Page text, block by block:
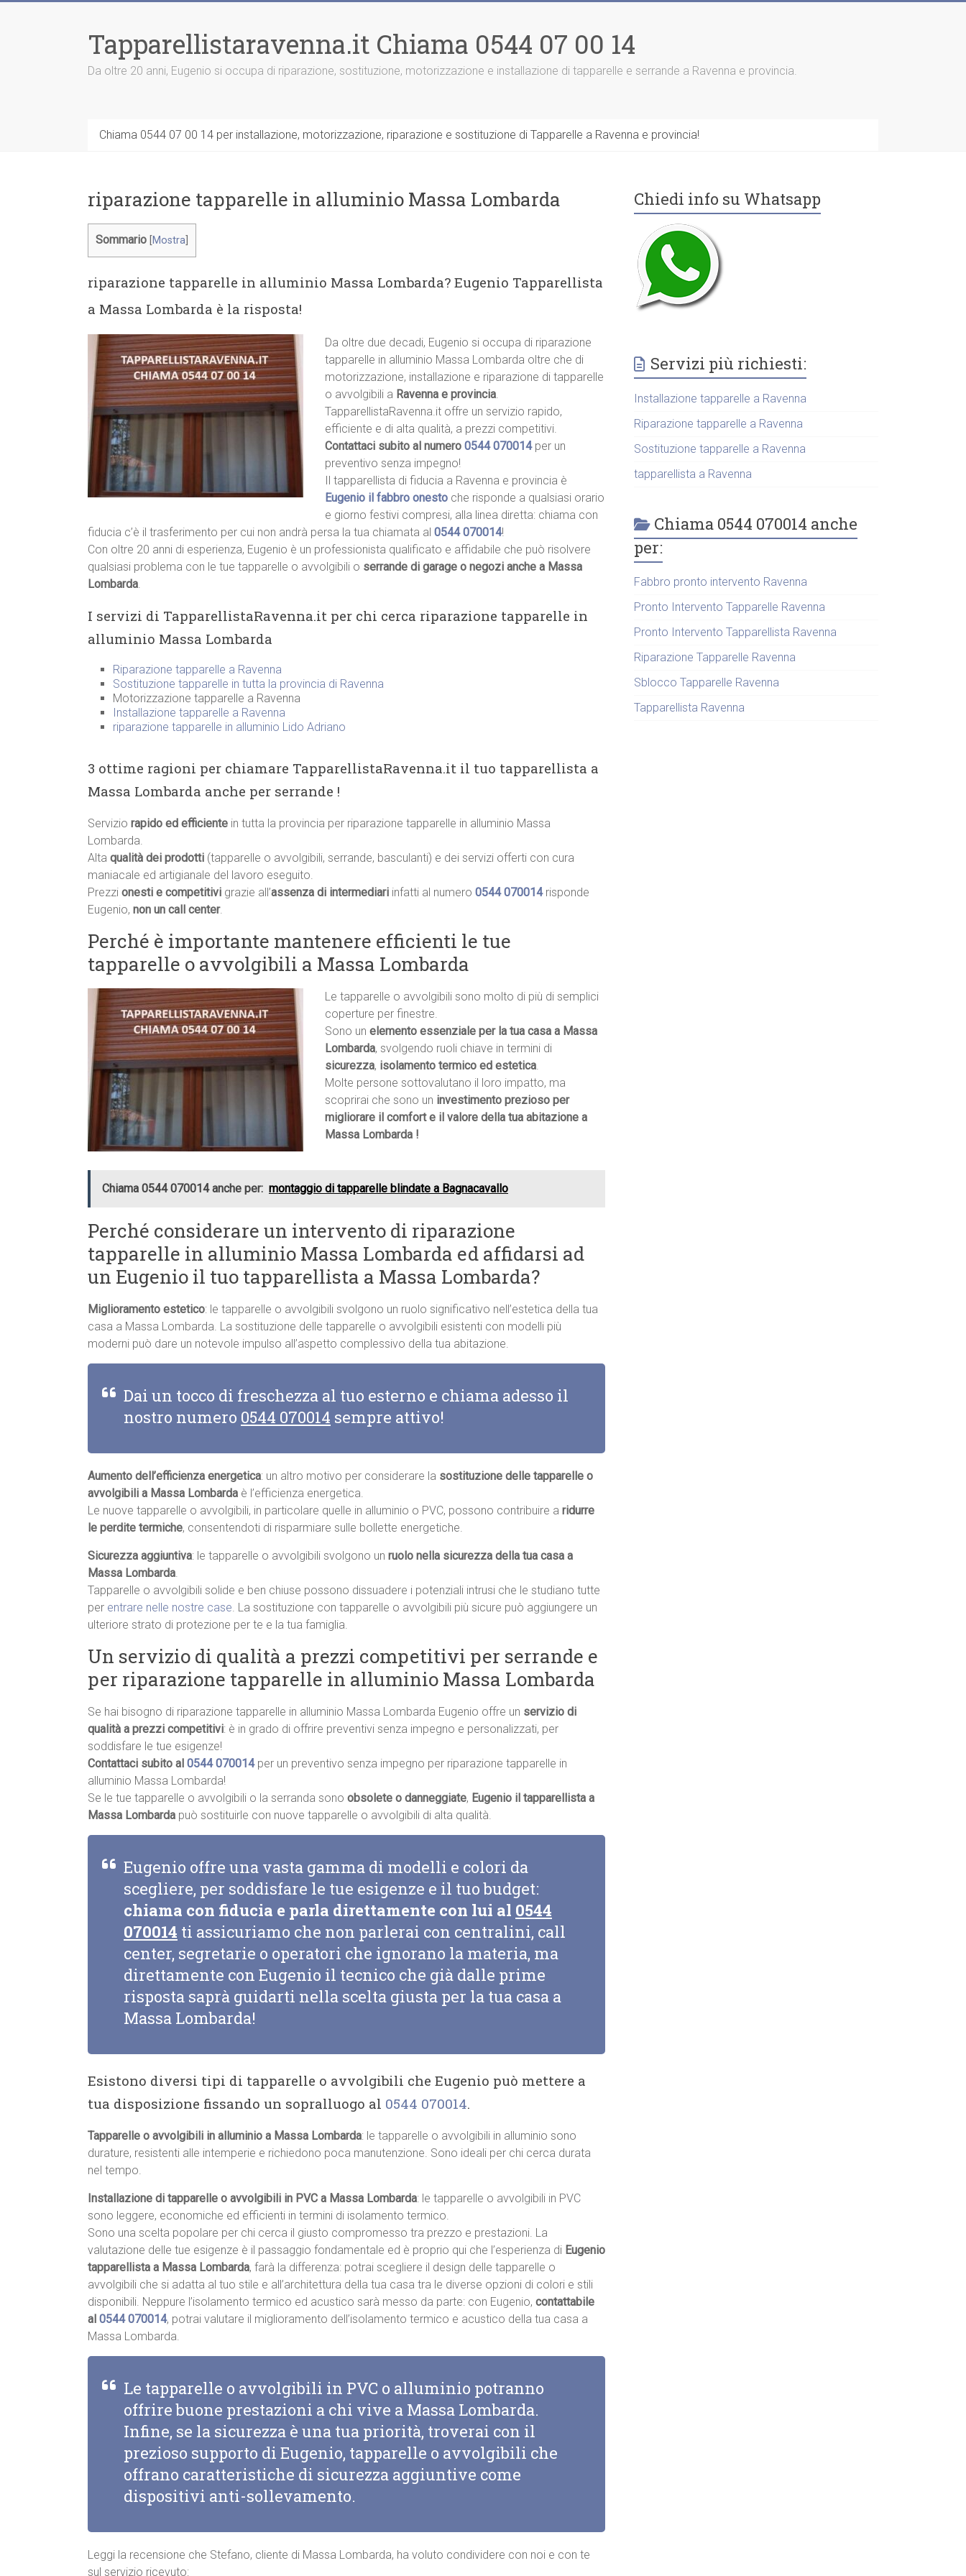
Tapparellistaravenna.it Chiama 0544 07 00 14
Da oltre 20 anni, Eugenio si occupa di riparazione, sostituzione, motorizzazione e installazione di tapparelle e serrande a Ravenna e provincia.
Chiama 0544 07 00 14 per installazione, motorizzazione, riparazione e sostituzione di Tapparelle a Ravenna e provincia!
riparazione tapparelle in alluminio Massa Lombarda
Sommario Mostra
riparazione tapparelle in alluminio Massa Lombarda? Eugenio Tapparellista
a Massa Lombarda è la risposta!
Da oltre due decadi, Eugenio si occupa di riparazione
tapparelle in alluminio Massa Lombarda oltre che di
motorizzazione, installazione e riparazione di tapparelle
o avvolgibili a Ravenna e provincia.
TapparellistaRavenna.it offre un servizio rapido,
efficiente e di alta qualità, a prezzi competitivi.
Contattaci subito al numero 0544 070014per un
preventivo senza impegno!
Il tapparellista di fiducia a Ravenna e provincia è
Eugenio il fabbro onesto che risponde a qualsiasi orario
e giorno festivi compresi, alla linea diretta: chiama con
fiducia c’è il trasferimento per cui non andrà persa la tua chiamata al 0544 070014!
Con oltre 20 anni di esperienza, Eugenio è un professionista qualificato e affidabile che può risolvere
qualsiasi problema con le tue tapparelle o avvolgibili o serrande di garage o negozi anche a Massa
Lombarda.
I servizi di TapparellistaRavenna.it per chi cerca riparazione tapparelle in
alluminio Massa Lombarda
Riparazione tapparelle a Ravenna
Sostituzione tapparelle in tutta la provincia di Ravenna
Motorizzazione tapparelle a Ravenna
Installazione tapparelle a Ravenna
riparazione tapparelle in alluminio Lido Adriano
3 ottime ragioni per chiamare TapparellistaRavenna.it il tuo tapparellista a
Massa Lombarda anche per serrande !
Servizio rapido ed efficiente in tutta la provincia per riparazione tapparelle in alluminio Massa
Lombarda.
Alta qualità dei prodotti (tapparelle o avvolgibili, serrande, basculanti) e dei servizi offerti con cura
maniacale ed artigianale del lavoro eseguito.
Prezzi onesti e competitivi grazie all’assenza di intermediari infatti al numero 0544 070014 risponde
Eugenio, non un call center.
Perché è importante mantenere efficienti le tue
tapparelle o avvolgibili a Massa Lombarda
Le tapparelle o avvolgibili sono molto di più di semplici
coperture per finestre.
Sono un elemento essenziale per la tua casa a Massa
Lombarda, svolgendo ruoli chiave in termini di
sicurezza, isolamento termico ed estetica.
Molte persone sottovalutano il loro impatto, ma
scoprirai che sono un investimento prezioso per
migliorare il comfort e il valore della tua abitazione a
Massa Lombarda !
Chiama 0544 070014 anche per: montaggio di tapparelle blindate a Bagnacavallo
Perché considerare un intervento di riparazione
tapparelle in alluminio Massa Lombarda ed affidarsi ad
un Eugenio il tuo tapparellista a Massa Lombarda?
Miglioramento estetico: le tapparelle o avvolgibili svolgono un ruolo significativo nell’estetica della tua
casa a Massa Lombarda. La sostituzione delle tapparelle o avvolgibili esistenti con modelli più
moderni può dare un notevole impulso all’aspetto complessivo della tua abitazione.
Dai un tocco di freschezza al tuo esterno e chiama adesso il
nostro numero 0544 070014 sempre attivo!
Aumento dell’efficienza energetica: un altro motivo per considerare la sostituzione delle tapparelle o
avvolgibili a Massa Lombarda è l’efficienza energetica.
Le nuove tapparelle o avvolgibili, in particolare quelle in alluminio o PVC, possono contribuire a ridurre
le perdite termiche, consentendoti di risparmiare sulle bollette energetiche.
Sicurezza aggiuntiva: le tapparelle o avvolgibili svolgono un ruolo nella sicurezza della tua casa a
Massa Lombarda.
Tapparelle o avvolgibili solide e ben chiuse possono dissuadere i potenziali intrusi che le studiano tutte
per entrare nelle nostre case. La sostituzione con tapparelle o avvolgibili più sicure può aggiungere un
ulteriore strato di protezione per te e la tua famiglia.
Un servizio di qualità a prezzi competitivi per serrande e
per riparazione tapparelle in alluminio Massa Lombarda
Se hai bisogno di riparazione tapparelle in alluminio Massa Lombarda Eugenio offre un servizio di
qualità a prezzi competitivi: è in grado di offrire preventivi senza impegno e personalizzati, per
soddisfare le tue esigenze!
Contattaci subito al 0544 070014 per un preventivo senza impegno per riparazione tapparelle in
alluminio Massa Lombarda!
Se le tue tapparelle o avvolgibili o la serranda sono obsolete o danneggiate, Eugenio il tapparellista a
Massa Lombarda può sostituirle con nuove tapparelle o avvolgibili di alta qualità.
Eugenio offre una vasta gamma di modelli e colori da
scegliere, per soddisfare le tue esigenze e il tuo budget:
chiama con fiducia e parla direttamente con lui al 0544
070014 ti assicuriamo che non parlerai con centralini, call
center, segretarie o operatori che ignorano la materia, ma
direttamente con Eugenio il tecnico che già dalle prime
risposta saprà guidarti nella scelta giusta per la tua casa a
Massa Lombarda!
Esistono diversi tipi di tapparelle o avvolgibili che Eugenio può mettere a
tua disposizione fissando un sopralluogo al 0544 070014.
Tapparelle o avvolgibili in alluminio a Massa Lombarda: le tapparelle o avvolgibili in alluminio sono
durature, resistenti alle intemperie e richiedono poca manutenzione. Sono ideali per chi cerca durata
nel tempo.
Installazione di tapparelle o avvolgibili in PVC a Massa Lombarda: le tapparelle o avvolgibili in PVC
sono leggere, economiche ed efficienti in termini di isolamento termico.
Sono una scelta popolare per chi cerca il giusto compromesso tra prezzo e prestazioni. La
valutazione delle tue esigenze è il passaggio fondamentale ed è proprio qui che l’esperienza di Eugenio
tapparellista a Massa Lombarda, farà la differenza: potrai scegliere il design delle tapparelle o
avvolgibili che si adatta al tuo stile e all’architettura della tua casa tra le diverse opzioni di colori e stili
disponibili. Neppure l’isolamento termico ed acustico sarà messo da parte: con Eugenio, contattabile
al 0544 070014, potrai valutare il miglioramento dell’isolamento termico e acustico della tua casa a
Massa Lombarda.
Le tapparelle o avvolgibili in PVC o alluminio potranno
offrire buone prestazioni a chi vive a Massa Lombarda.
Infine, se la sicurezza è una tua priorità, troverai con il
prezioso supporto di Eugenio, tapparelle o avvolgibili che
offrano caratteristiche di sicurezza aggiuntive come
dispositivi anti-sollevamento.
Leggi la recensione che Stefano, cliente di Massa Lombarda, ha voluto condividere con noi e con te
sul servizio ricevuto:
Chiedi info su Whatsapp
Servizi più richiesti:
Installazione tapparelle a Ravenna
Riparazione tapparelle a Ravenna
Sostituzione tapparelle a Ravenna
tapparellista a Ravenna
Chiama 0544 070014 anche
per:
Fabbro pronto intervento Ravenna
Pronto Intervento Tapparelle Ravenna
Pronto Intervento Tapparellista Ravenna
Riparazione Tapparelle Ravenna
Sblocco Tapparelle Ravenna
Tapparellista Ravenna